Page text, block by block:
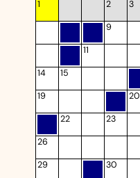
1 2 3
9
11
14 15
19 20
22 23
26
29 30